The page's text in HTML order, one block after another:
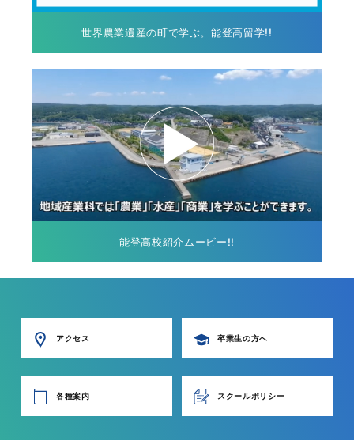
世界農業遺産の町で学ぶ。能登高留学!!
能登高校紹介ムービー!!
アクセス 卒業生の方へ
各種案内 スクールポリシー